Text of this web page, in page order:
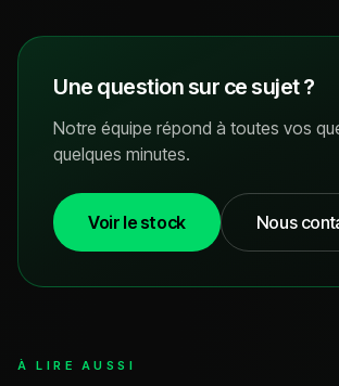
Une question sur ce sujet ?
Notre équipe répond à toutes vos
quelques minutes.
Voir le stock Nous
À LIRE AUSSI